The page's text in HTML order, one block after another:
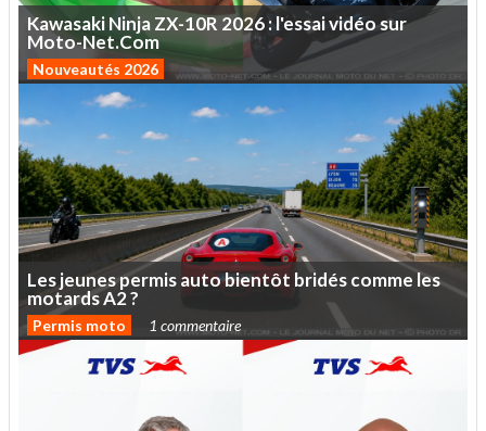
KawasakiNinjaZX-10R 2026:l'essaividéosur
Moto-Net.Com
Nouveautés 2026
Lesjeunespermisautobientôt bridéscommeles
motardsA2?
Permis moto 1 commentaire